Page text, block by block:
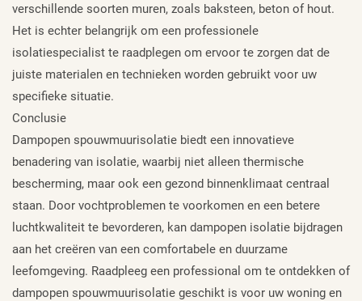
verschillende soorten muren, zoals baksteen, beton of hout.
Het is echter belangrijk om een professionele
isolatiespecialist te raadplegen om ervoor te zorgen dat de
juiste materialen en technieken worden gebruikt voor uw
specifieke situatie.
Conclusie
Dampopen spouwmuurisolatie biedt een innovatieve
benadering van isolatie, waarbij niet alleen thermische
bescherming, maar ook een gezond binnenklimaat centraal
staan. Door vochtproblemen te voorkomen en een betere
luchtkwaliteit te bevorderen, kan dampopen isolatie bijdragen
aan het creëren van een comfortabele en duurzame
leefomgeving. Raadpleeg een professional om te ontdekken of
dampopen spouwmuurisolatie geschikt is voor uw woning en